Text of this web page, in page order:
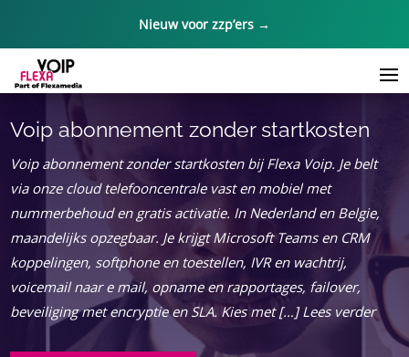
Nieuw voor zzp’ers →
Voip abonnement zonder startkosten
Voip abonnement zonder startkosten bij Flexa Voip.​ Je belt
via onze cloud telefooncentrale vast en mobiel met
nummerbehoud en gratis activatie.​ In Nederland en Belgie,
maandelijks opzegbaar.​ Je krijgt Microsoft Teams en CRM
koppelingen, softphone en toestellen, IVR en wachtrij,
voicemail naar e mail, opname en rapportages, failover,
beveiliging met encryptie en SLA.​ Kies met […] Lees verder